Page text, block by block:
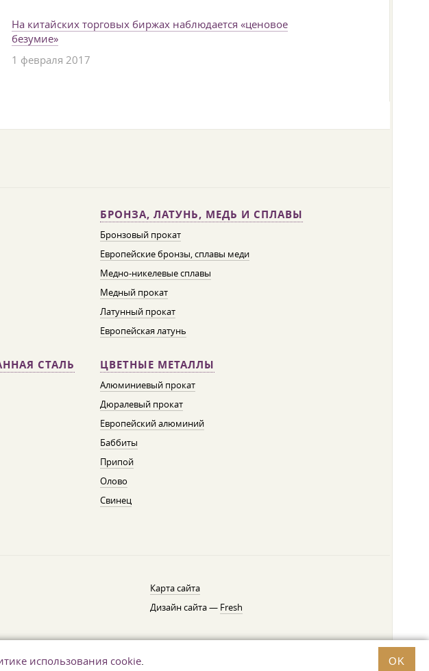
использования cookie. OK
На китайских торговых биржах наблюдается «ценовое
безумие»
1 февраля 2017
БРОНЗА, ЛАТУНЬ, МЕДЬ И СПЛАВЫ
Бронзовый прокат
Европейские бронзы, сплавы меди
Медно-никелевые сплавы
Медный прокат
Латунный прокат
Европейская латунь
СТАЛЬ ЦВЕТНЫЕ МЕТАЛЛЫ
Алюминиевый прокат
Дюралевый прокат
Европейский алюминий
Баббиты
Припой
Олово
Свинец
Карта сайта
Дизайн сайта — Fresh